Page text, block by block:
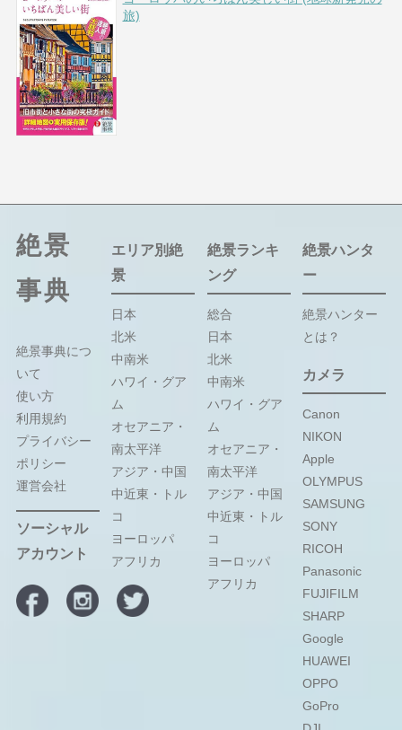
旅)
絶景
事典
絶景事典につ
いて
使い方
利用規約
プライバシー
ポリシー
運営会社
ソーシャル
アカウント
エリア別絶
景
日本
北米
中南米
ハワイ・グア
ム
オセアニア・
南太平洋
アジア・中国
中近東・トル
コ
ヨーロッパ
アフリカ
絶景ランキ
ング
総合
日本
北米
中南米
ハワイ・グア
ム
オセアニア・
南太平洋
アジア・中国
中近東・トル
コ
ヨーロッパ
アフリカ
絶景ハンタ
ー
絶景ハンター
とは？
カメラ
Canon
NIKON
Apple
OLYMPUS
SAMSUNG
SONY
RICOH
Panasonic
FUJIFILM
SHARP
Google
HUAWEI
OPPO
GoPro